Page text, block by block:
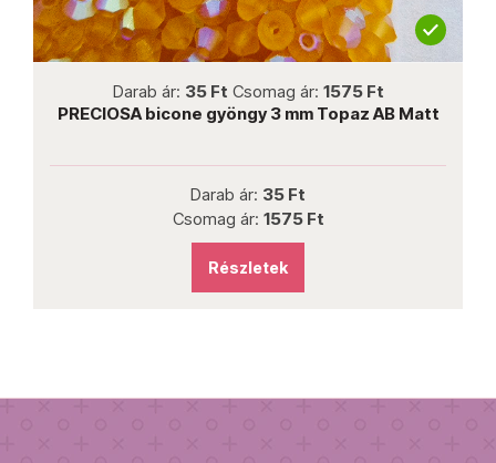
Darab ár: 35 Ft Csomag ár: 1575 Ft
PRECIOSA bicone gyöngy 3 mm Topaz AB Matt
Darab ár: 35 Ft
Csomag ár: 1575 Ft
Részletek